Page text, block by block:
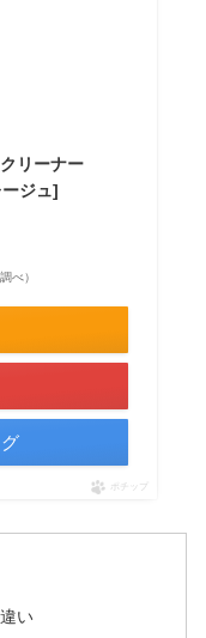
リーナー
ジュ]
べ）
ポチップ
い